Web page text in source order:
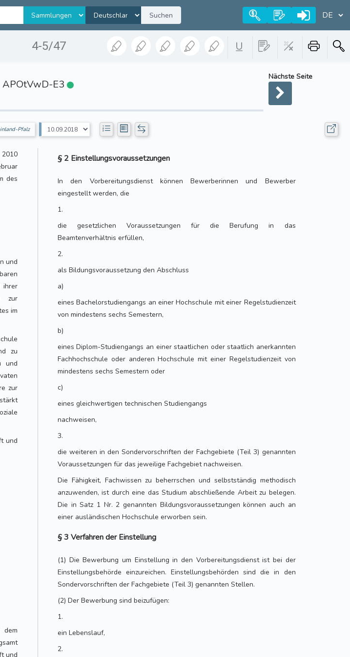
Suchen
4-5/47
APOtVwD-E3
Nächste Seite
Pfalz
des
und
ihrer
zur
im
zu
und
zur
und
dem
und
§ 2 Einstellungsvoraussetzungen
In den Vorbereitungsdienst können Bewerberinnen und Bewerber
eingestellt werden, die
1.
die gesetzlichen Voraussetzungen für die Berufung in das
Beamtenverhältnis erfüllen,
2.
als Bildungsvoraussetzung den Abschluss
a)
eines Bachelorstudiengangs an einer Hochschule mit einer Regelstudienzeit
von mindestens sechs Semestern,
b)
eines Diplom-Studiengangs an einer staatlichen oder staatlich anerkannten
Fachhochschule oder anderen Hochschule mit einer Regelstudienzeit von
mindestens sechs Semestern oder
c)
eines gleichwertigen technischen Studiengangs
nachweisen,
3.
die weiteren in den Sondervorschriften der Fachgebiete (Teil 3) genannten
Voraussetzungen für das jeweilige Fachgebiet nachweisen.
Die Fähigkeit, Fachwissen zu beherrschen und selbstständig methodisch
anzuwenden, ist durch eine das Studium abschließende Arbeit zu belegen.
Die in Satz 1 Nr. 2 genannten Bildungsvoraussetzungen können auch an
einer ausländischen Hochschule erworben sein.
§ 3 Verfahren der Einstellung
(1) Die Bewerbung um Einstellung in den Vorbereitungsdienst ist bei der
Einstellungsbehörde einzureichen. Einstellungsbehörden sind die in den
Sondervorschriften der Fachgebiete (Teil 3) genannten Stellen.
(2) Der Bewerbung sind beizufügen:
1.
ein Lebenslauf,
2.